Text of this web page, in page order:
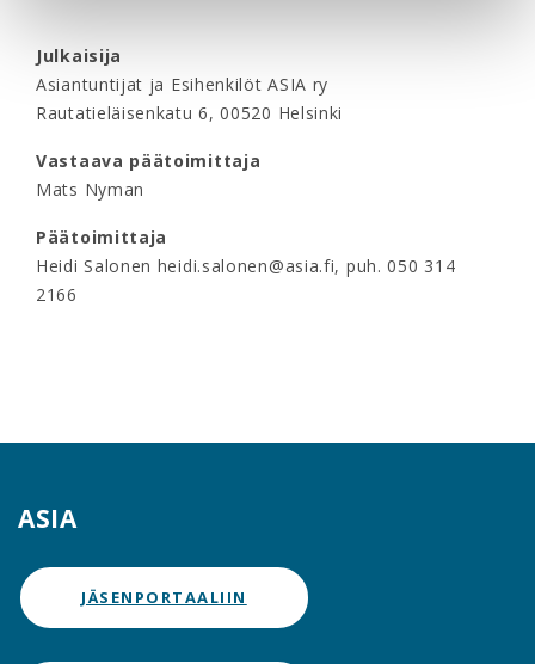
Julkaisija
Asiantuntijat ja Esihenkilöt ASIA ry
Rautatieläisenkatu 6, 00520 Helsinki
Vastaava päätoimittaja
Mats Nyman
Päätoimittaja
Heidi Salonen heidi.salonen@asia.fi, puh. 050 314
2166
ASIA
JÄSENPORTAALIIN